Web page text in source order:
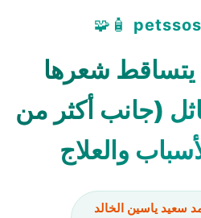
🧴🧩
شعرها
(جانب أكثر من
والعلاج
سعيد ياسين الخالد